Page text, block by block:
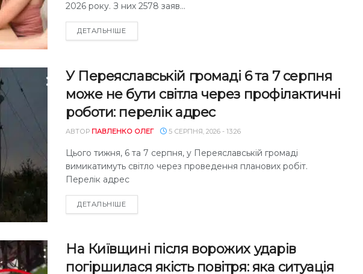
2026 року. З них 2578 заяв...
ДЕТАЛЬНІШЕDETAILS
У Переяславській громаді 6 та 7 серпня
може не бути світла через профілактичні
роботи: перелік адрес
АВТОР ПАВЛЕНКО ОЛЕГ 5 СЕРПНЯ, 2026 - 13:26
Цього тижня, 6 та 7 серпня, у Переяславській громаді
вимикатимуть світло через проведення планових робіт.
Перелік адрес
ДЕТАЛЬНІШЕDETAILS
На Київщині після ворожих ударів
погіршилася якість повітря: яка ситуація